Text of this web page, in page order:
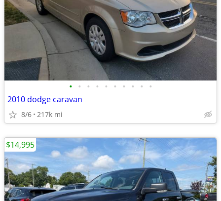
• • • • • • • • • •
2010 dodge caravan
8/6 217k mi
$14,995